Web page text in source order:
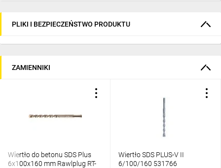
PLIKI I BEZPIECZEŃSTWO PRODUKTU
ZAMIENNIKI
Wiertło do betonu SDS Plus
6x100x160 mm Rawlplug RT-
Wiertło SDS PLUS-V II
6/100/160 531766